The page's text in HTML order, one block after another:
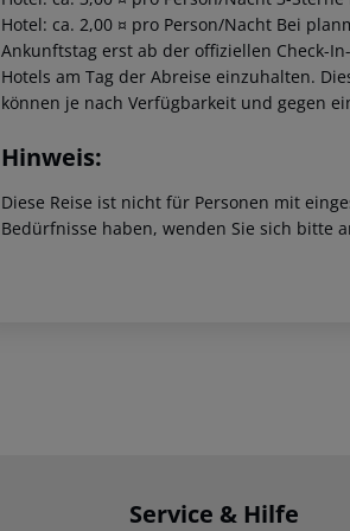
Hotel: ca. 2,00 ¤ pro Person/Nacht Bei
Ankunftstag erst ab der offiziellen Check-
Hotels am Tag der Abreise einzuhalten.
können je nach Verfügbarkeit und gegen
Hinweis:
Diese Reise ist nicht für Personen mit
Bedürfnisse haben, wenden Sie sich bitte
Service & Hilfe